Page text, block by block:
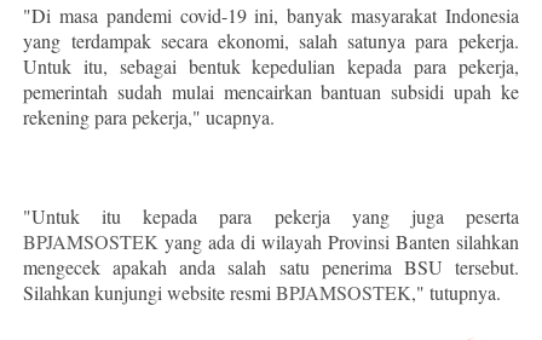
"Di masa pandemi covid-19 ini, banyak masyarakat Indonesia
yang terdampak secara ekonomi, salah satunya para pekerja.
Untuk itu, sebagai bentuk kepedulian kepada para pekerja,
pemerintah sudah mulai mencairkan bantuan subsidi upah ke
rekening para pekerja," ucapnya.
"Untuk itu kepada para pekerja yang juga peserta
BPJAMSOSTEK yang ada di wilayah Provinsi Banten silahkan
mengecek apakah anda salah satu penerima BSU tersebut.
Silahkan kunjungi website resmiBPJAMSOSTEK," tutupnya.